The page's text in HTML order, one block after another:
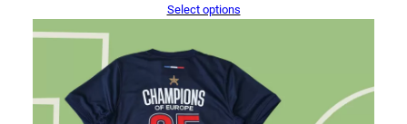
Select options